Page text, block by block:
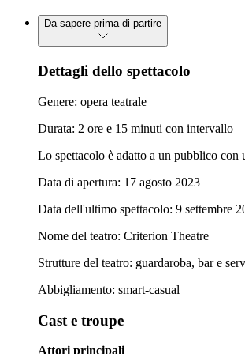
Da sapere prima di partire
Dettagli dello spettacolo
Genere: opera teatrale
Durata: 2 ore e 15 minuti con intervallo
Lo spettacolo è adatto a un pubblico con
Data di apertura: 17 agosto 2023
Data dell'ultimo spettacolo: 9 settembre
Nome del teatro: Criterion Theatre
Strutture del teatro: guardaroba, bar e
Abbigliamento: smart-casual
Cast e troupe
Attori principali